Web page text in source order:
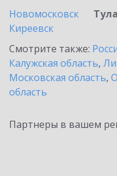
Новомосковск
Тула
Киреевск
Смотрите также:
Калужская область,
Московская область,
область
Партнеры в вашем